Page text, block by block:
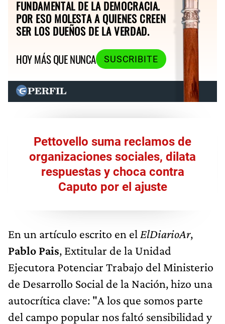
FUNDAMENTAL DE LA DEMOCRACIA.
POR ESO MOLESTA A QUIENES CREEN
SER LOS DUEÑOS DE LA VERDAD.
HOY MÁS QUE NUNCA
SUSCRIBITE
Pettovello suma reclamos de
organizaciones sociales, dilata
respuestas y choca contra
Caputo por el ajuste
En un artículo escrito en el ElDiarioAr,
Pablo Pais, Extitular de la Unidad
Ejecutora Potenciar Trabajo del Ministerio
de Desarrollo Social de la Nación, hizo una
autocrítica clave: "A los que somos parte
del campo popular nos faltó sensibilidad y